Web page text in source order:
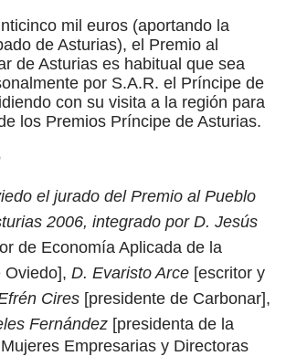
mil euros (aportando la
de Asturias), el Premio al
de Asturias es habitual que sea
por S.A.R. el Príncipe de
con su visita a la región para
los Premios Príncipe de Asturias.
el jurado del Premio al Pueblo
2006, integrado por D. Jesús
de Economía Aplicada de la
Oviedo], D. Evaristo Arce [escritor y
Cires [presidente de Carbonar],
Fernández [presidenta de la
Empresarias y Directoras